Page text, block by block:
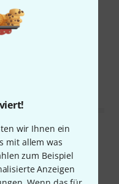
wir Ihnen ein
mit allem was
zum Beispiel
Anzeigen
(Köpfhörer ATH
brauchte.
28.11.2023